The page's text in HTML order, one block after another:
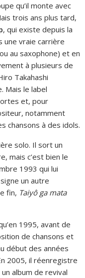
qu’il monte avec
trois ans plus tard,
, qui existe depuis la
une vraie carrière
au saxophone) et en
à plusieurs de
Takahashi
Mais le label
et, pour
notamment
chansons à des idols.
solo. Il sort un
mais c’est bien le
1993 qui lui
un autre
fin, Taiyô ga mata
1995, avant de
de chansons et
début des années
2005, il réenregistre
album de revival